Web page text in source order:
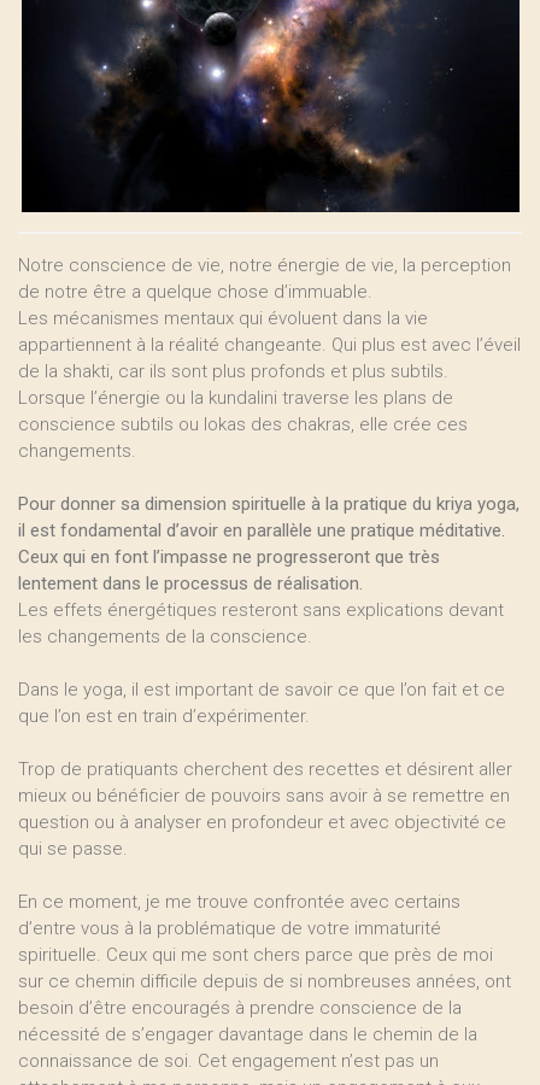
Notre conscience de vie, notre énergie de vie, la perception
de notre être a quelque chose d’immuable.
Les mécanismes mentaux qui évoluent dans la vie
appartiennent à la réalité changeante. Qui plus est avec l’éveil
de la shakti, car ils sont plus profonds et plus subtils.
Lorsque l’énergie ou la kundalini traverse les plans de
conscience subtils ou lokas des chakras, elle crée ces
changements.
Pour donner sa dimension spirituelle à la pratique du kriya yoga,
il est fondamental d’avoir en parallèle une pratique méditative.
Ceux qui en font l’impasse ne progresseront que très
lentement dans le processus de réalisation.
Les effets énergétiques resteront sans explications devant
les changements de la conscience.
Dans le yoga, il est important de savoir ce que l’on fait et ce
que l’on est en train d’expérimenter.
Trop de pratiquants cherchent des recettes et désirent aller
mieux ou bénéficier de pouvoirs sans avoir à se remettre en
question ou à analyser en profondeur et avec objectivité ce
qui se passe.
En ce moment, je me trouve confrontée avec certains
d’entre vous à la problématique de votre immaturité
spirituelle. Ceux qui me sont chers parce que près de moi
sur ce chemin difficile depuis de si nombreuses années, ont
besoin d’être encouragés à prendre conscience de la
nécessité de s’engager davantage dans le chemin de la
connaissance de soi. Cet engagement n’est pas un